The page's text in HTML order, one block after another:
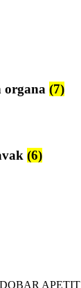
organa (7)
(6)
APETIT